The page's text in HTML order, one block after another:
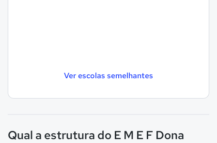
Ver escolas semelhantes
Qual a estrutura do E M E F Dona